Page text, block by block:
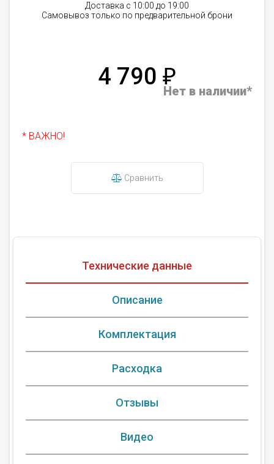
Доставка с 10:00 до 19:00
Самовывоз только по предварительной брони
4 790 ₽
Нет в наличии*
* ВАЖНО!
Сравнить
Технические данные
Описание
Комплектация
Расходка
Отзывы
Видео